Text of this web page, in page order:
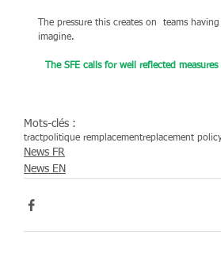
The pressure this creates on  teams
imagine.
The SFE calls for well reflected
Mots-clés :
tractpolitique remplacementreplacement
News FR
News EN